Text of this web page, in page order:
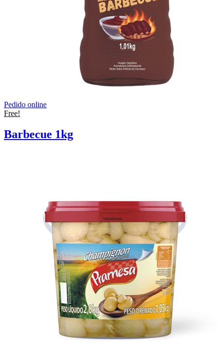
Pedido online
Free!
Barbecue 1kg